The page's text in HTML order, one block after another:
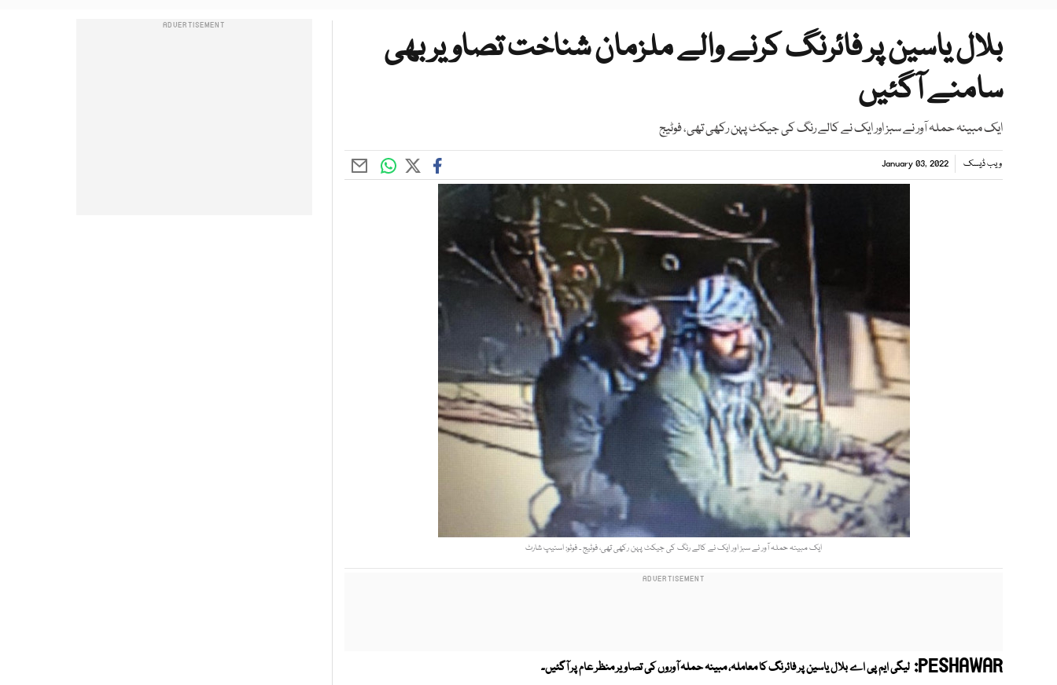
بلال یاسین پر فائرنگ کرنے والے ملزمان شناخت تصاویر بھی
سامنے آگئیں
ایک مبینہ حملہ آور نے سبز اور ایک نے کالے رنگ کی جیکٹ پہن رکھی تھی، فوٹیج
ویب ڈیسک January 03, 2022
ایک مبینہ حملہ آور نے سبز اور ایک نے کالے رنگ کی جیکٹ پہن رکھی تھی، فوٹیج ۔ فوٹو: اسنیپ شارٹ
PESHAWAR: لیگی ایم پی اے بلال یاسین پر فائرنگ کا معاملہ، مبینہ حملہ آوروں کی تصاویر منظر عام پر آگئیں۔